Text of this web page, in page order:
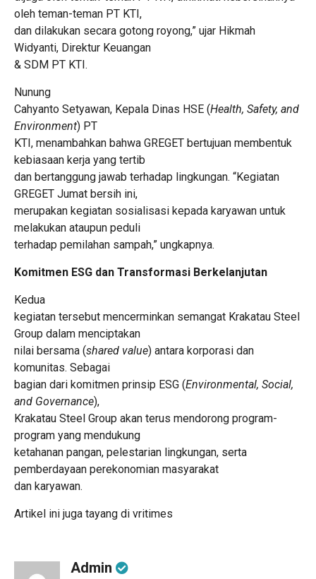
oleh teman-teman PT KTI,
dan dilakukan secara gotong royong,” ujar Hikmah
Widyanti, Direktur Keuangan
& SDM PT KTI.
Nunung
Cahyanto Setyawan, Kepala Dinas HSE (Health, Safety, and
Environment) PT
KTI, menambahkan bahwa GREGET bertujuan membentuk
kebiasaan kerja yang tertib
dan bertanggung jawab terhadap lingkungan. “Kegiatan
GREGET Jumat bersih ini,
merupakan kegiatan sosialisasi kepada karyawan untuk
melakukan ataupun peduli
terhadap pemilahan sampah,” ungkapnya.
Komitmen ESG dan Transformasi Berkelanjutan
Kedua
kegiatan tersebut mencerminkan semangat Krakatau Steel
Group dalam menciptakan
nilai bersama (shared value) antara korporasi dan
komunitas. Sebagai
bagian dari komitmen prinsip ESG (Environmental, Social,
and Governance),
Krakatau Steel Group akan terus mendorong program-
program yang mendukung
ketahanan pangan, pelestarian lingkungan, serta
pemberdayaan perekonomian masyarakat
dan karyawan.
Artikel ini juga tayang di vritimes
Admin